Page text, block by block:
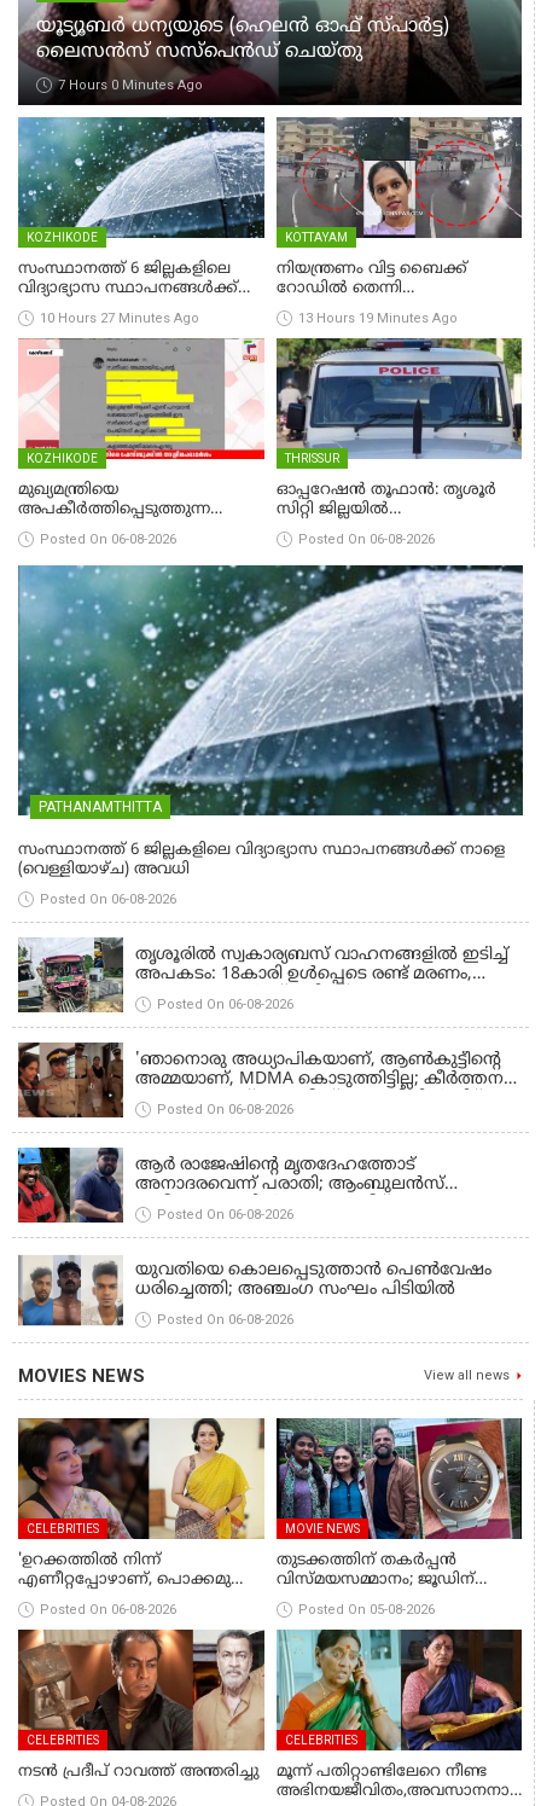
യൂട്യൂബർ ധന്യയുടെ (ഹെലൻ ഓഫ് സ്പാർട്ട)
ലൈസൻസ് സസ്‌പെൻഡ് ചെയ്തു
7 Hours 0 Minutes Ago
KOZHIKODE
സംസ്ഥാനത്ത് 6 ജില്ലകളിലെ
വിദ്യാഭ്യാസ സ്ഥാപനങ്ങൾക്ക്
നാളെ (ശനി) അവധി; രണ്ട്
ജില്ലകളിൽ അവധി
പ്രൊഫഷണൽ കോളേജുകൾ
10 Hours 27 Minutes Ago
KOTTAYAM
നിയന്ത്രണം വിട്ട ബൈക്ക്
റോഡിൽ തെന്നി
ബസിനടിയിലേക്ക് മറിഞ്ഞ്
യുവതിക്ക് ദാരുണാന്ത്യം
13 Hours 19 Minutes Ago
KOZHIKODE
മുഖ്യമന്ത്രിയെ
അപകീർത്തിപ്പെടുത്തുന്ന
ഫേസ്‌ബുക്ക് പോസ്റ്റ്; ബേപ്പൂർ
സ്വദേശി അറസ്റ്റിൽ
Posted On 06-08-2026
THRISSUR
ഓപ്പറേഷൻ തൂഫാൻ: തൃശൂർ
സിറ്റി ജില്ലയിൽ
രണ്ടുമാസത്തിനുള്ളിൽ 275
കേസുകൾ, 344 അറസ്റ്റ്
Posted On 06-08-2026
PATHANAMTHITTA
സംസ്ഥാനത്ത് 6 ജില്ലകളിലെ വിദ്യാഭ്യാസ സ്ഥാപനങ്ങൾക്ക് നാളെ
(വെള്ളിയാഴ്ച) അവധി
Posted On 06-08-2026
തൃശൂരിൽ സ്വകാര്യബസ് വാഹനങ്ങളില്‍ ഇടിച്ച്
അപകടം: 18കാരി ഉൾപ്പെടെ രണ്ട് മരണം,
പത്തോളം പേർക്ക് പരിക്ക്
Posted On 06-08-2026
'ഞാനൊരു അധ്യാപികയാണ്, ആണ്‍കുട്ടീന്റെ
അമ്മയാണ്‌, MDMA കൊടുത്തിട്ടില്ല; കീർത്തന
മാധ്യമങ്ങളോട്; പൊലീസ് കസ്റ്റഡിയിൽ വിട്ട്
കോടതി, ജാമ്യാപേക്ഷ തള്ളി
Posted On 06-08-2026
ആര്‍ രാജേഷിന്റെ മൃതദേഹത്തോട്
അനാദരവെന്ന് പരാതി; ആംബുലന്‍സ്
ക്രമീകരണത്തില്‍ ഗുരുതര വീഴ്ച; മൃതദേഹം
ചാവക്കാട് വരെ എത്തിച്ചത് ഫ്രീസര്‍ സംവിധാനം
ഇല്ലാതെയെന്നും ആരോപണം
Posted On 06-08-2026
യുവതിയെ കൊലപ്പെടുത്താൻ പെൺവേഷം
ധരിച്ചെത്തി; അഞ്ചംഗ സംഘം പിടിയിൽ
Posted On 06-08-2026
MOVIES NEWS View all news
CELEBRITIES
'ഉറക്കത്തിൽ നിന്ന്
എണീറ്റപ്പോഴാണ്, പൊക്കമുള്ള
ഒരാൾ ജീൻസും ജുബ്ബയും ഇട്ട്
വലിയ സഞ്ചിയുമായി നടന്നങ്ങു
പോകുന്നത് കണ്ടത്;
ചോദിച്ചപ്പോൾ മരിച്ചുപോയെന്ന്
പറഞ്ഞു; ആത്മാക്കളെ കണ്ടിട്ടു
ഉണ്ടെന്ന് നടി ലെന
Posted On 06-08-2026
MOVIE NEWS
തുടക്കത്തിന് തകർപ്പൻ
വിസ്മയസമ്മാനം; ജൂഡിന്
മൂന്നര ലക്ഷത്തോളം വിലവരുന്ന
വാച്ച് സമ്മാനിച്ച് സുചിത്ര
Posted On 05-08-2026
CELEBRITIES
നടൻ പ്രദീപ് റാവത്ത് അന്തരിച്ചു
Posted On 04-08-2026
CELEBRITIES
മൂന്ന് പതിറ്റാണ്ടിലേറെ നീണ്ട